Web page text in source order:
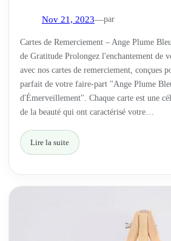
Nov 21, 2023—par
Cartes de Remerciement – Ange Plume
de Gratitude Prolongez l'enchantement de
avec nos cartes de remerciement, conçues
parfait de votre faire-part "Ange Plume
d'Émerveillement". Chaque carte est une
de la beauté qui ont caractérisé votre…
Lire la suite